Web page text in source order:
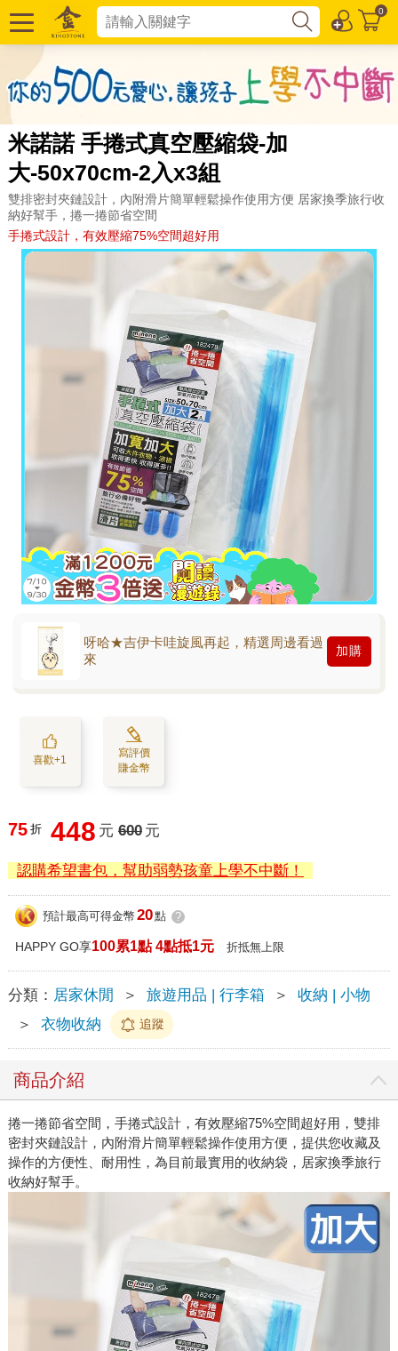
0
米諾諾 手捲式真空壓縮袋-加
大-50x70cm-2入x3組
雙排密封夾鏈設計，內附滑片簡單輕鬆操作使用方便 居家換季旅行收
納好幫手，捲一捲節省空間
手捲式設計，有效壓縮75%空間超好用
呀哈★吉伊卡哇旋風再起，精選周邊看過
來
加購
喜歡+1
寫評價
賺金幣
75 折 448 元 600 元
認購希望書包，幫助弱勢孩童上學不中斷！
預計最高可得金幣 20點 ?
HAPPY GO享100累1點 4點抵1元 折抵無上限
分類： 居家休閒 ＞ 旅遊用品 | 行李箱 ＞
收納 | 小物
＞
衣物收納 追蹤
商品介紹
捲一捲節省空間，手捲式設計，有效壓縮75%空間超好用，雙排
密封夾鏈設計，內附滑片簡單輕鬆操作使用方便，提供您收藏及
操作的方便性、耐用性，為目前最實用的收納袋，居家換季旅行
收納好幫手。